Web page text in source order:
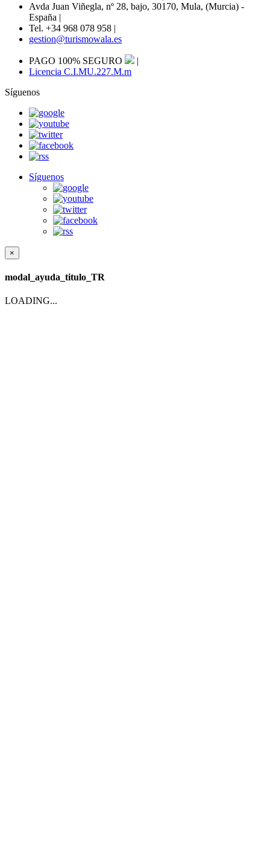
Avda Juan Viñegla, nº 28, bajo, 30170, Mula, (Murcia) -
España |
Tel. +34 968 078 958 |
gestion@turismowala.es
PAGO 100% SEGURO
|
Licencia C.I.MU.227.M.m
Síguenos
Síguenos
×
modal_ayuda_titulo_TR
LOADING...